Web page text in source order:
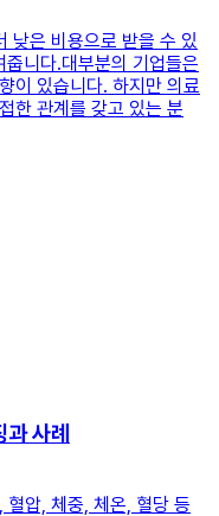
낮은 비용으로 받을 수 있
니다.대부분의 기업들은
이 있습니다. 하지만 의료
한 관계를 갖고 있는 분
사례
혈압, 체중, 체온, 혈당 등